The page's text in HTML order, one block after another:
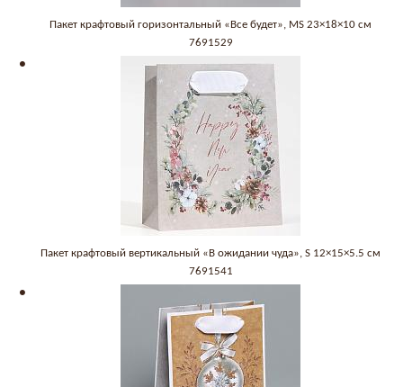
Пакет крафтовый горизонтальный «Все будет», MS 23×18×10 см
7691529
Пакет крафтовый вертикальный «В ожидании чуда», S 12×15×5.5 см
7691541